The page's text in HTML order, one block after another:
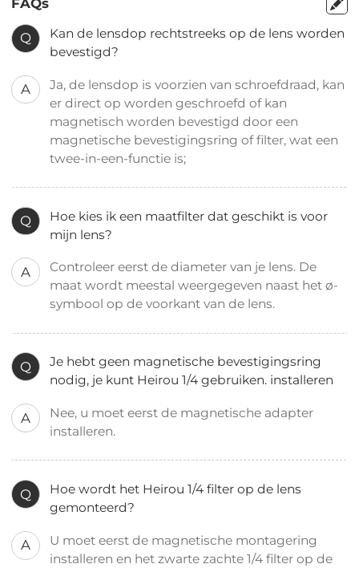
FAQs
Q
Kan de lensdop rechtstreeks op de lens worden
bevestigd?
A
Ja, de lensdop is voorzien van schroefdraad, kan
er direct op worden geschroefd of kan
magnetisch worden bevestigd door een
magnetische bevestigingsring of filter, wat een
twee-in-een-functie is;
Q
Hoe kies ik een maatfilter dat geschikt is voor
mijn lens?
A
Controleer eerst de diameter van je lens. De
maat wordt meestal weergegeven naast het ø-
symbool op de voorkant van de lens.
Q
Je hebt geen magnetische bevestigingsring
nodig, je kunt Heirou 1/4 gebruiken. installeren
A
Nee, u moet eerst de magnetische adapter
installeren.
Q
Hoe wordt het Heirou 1/4 filter op de lens
gemonteerd?
A
U moet eerst de magnetische montagering
installeren en het zwarte zachte 1/4 filter op de